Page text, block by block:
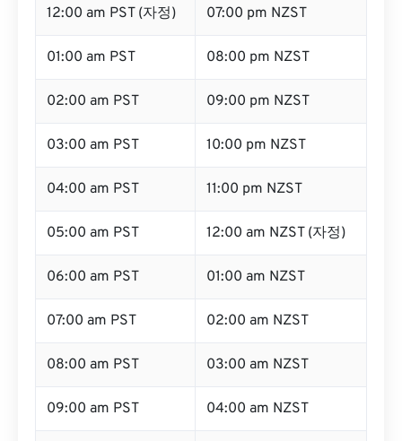
12:00 am PST (자정) 07:00 pm NZST
01:00 am PST 08:00 pm NZST
02:00 am PST 09:00 pm NZST
03:00 am PST 10:00 pm NZST
04:00 am PST 11:00 pm NZST
05:00 am PST 12:00 am NZST (자정)
06:00 am PST 01:00 am NZST
07:00 am PST 02:00 am NZST
08:00 am PST 03:00 am NZST
09:00 am PST 04:00 am NZST